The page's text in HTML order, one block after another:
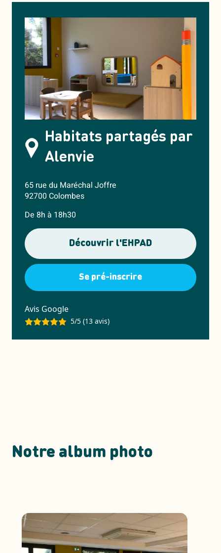
Habitats partagés par
Alenvie
65 rue du Maréchal Joffre
92700 Colombes
De 8h à 18h30
Découvrir l'EHPAD
Se pré-inscrire
Avis Google
5/5 (13 avis)
Notre album photo